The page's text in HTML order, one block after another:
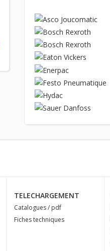
TELECHARGEMENT
Catalogues / pdf
Fiches techniques